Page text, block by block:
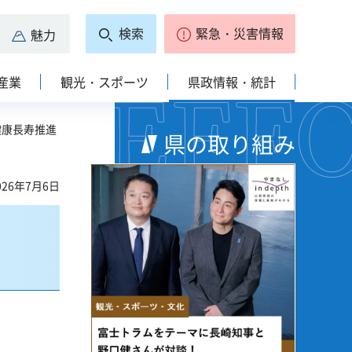
魅力 検索 緊急・災害情報
業 観光・スポーツ 県政情報・統計
長寿推進
年7月6日
県の取り組み